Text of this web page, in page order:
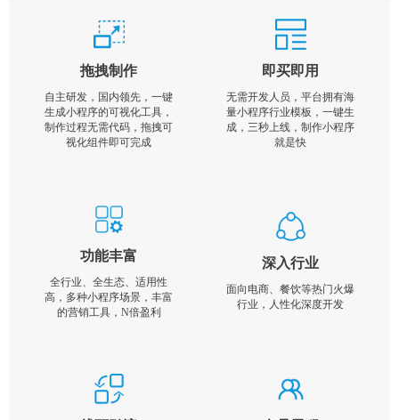
拖拽制作
自主研发，国内领先，一键
生成小程序的可视化工具，
制作过程无需代码，拖拽可
视化组件即可完成
即买即用
无需开发人员，平台拥有海
量小程序行业模板，一键生
成，三秒上线，制作小程序
就是快
功能丰富
全行业、全生态、适用性
高，多种小程序场景，丰富
的营销工具，N倍盈利
深入行业
面向电商、餐饮等热门火爆
行业，人性化深度开发